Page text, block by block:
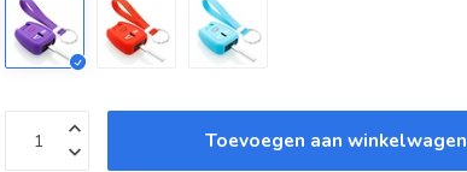
Toevoegen aan winkelwagen